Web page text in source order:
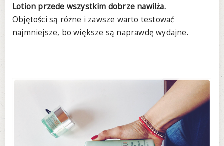
Lotion przede wszystkim dobrze nawilża.
Objętości są różne i zawsze warto testować
najmniejsze, bo większe są naprawdę wydajne.